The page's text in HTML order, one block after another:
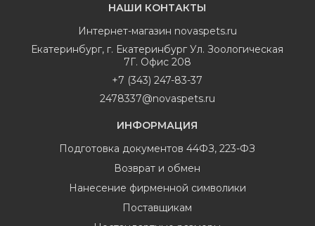
НАШИ КОНТАКТЫ
Интернет-магазин novaspets.ru
Екатеринбург, г. Екатеринбург Ул. Зоологическая
7Г. Офис 208
+7 (343) 247-83-37
2478337@novaspets.ru
ИНФОРМАЦИЯ
Подготовка документов 44ФЗ, 223-ФЗ
Возврат и обмен
Нанесение фирменной символики
Поставщикам